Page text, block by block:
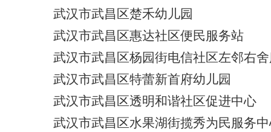
武汉市武昌区楚禾幼儿园
武汉市武昌区惠达社区便民服务站
武汉市武昌区杨园街电信社区左邻右
武汉市武昌区特蕾新首府幼儿园
武汉市武昌区透明和谐社区促进中心
武汉市武昌区水果湖街揽秀为民服务